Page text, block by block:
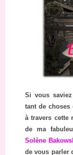
Si vous
tant de choses
à travers cette
de ma
Solène
de vous parler